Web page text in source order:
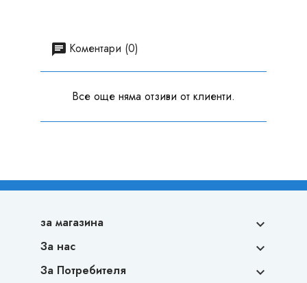
Коментари (0)
Все още няма отзиви от клиенти.
за магазина 
За нас 
За Потребителя 